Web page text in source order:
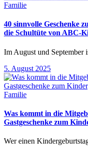
Familie
40 sinnvolle Geschenke
die Schultüte von ABC-
Im August und September
5. August 2025
Familie
Was kommt in die
Gastgeschenke zum
Wer einen